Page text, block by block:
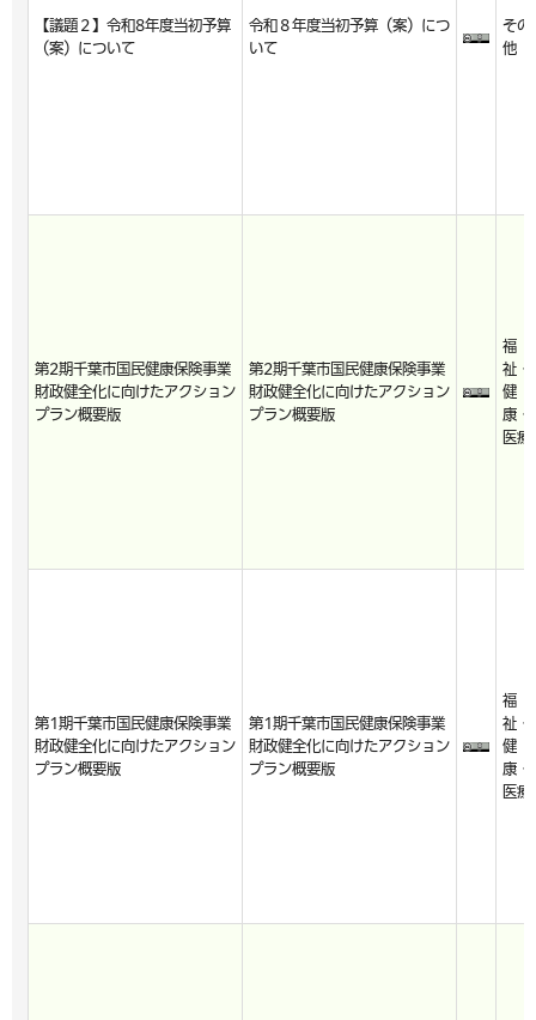
【議題２】令和8年度当初予算
（案）について
令和８年度当初予算（案）につ
いて
その
他
第2期千葉市国民健康保険事業
財政健全化に向けたアクション
プラン概要版
第2期千葉市国民健康保険事業
財政健全化に向けたアクション
プラン概要版
福
祉・
健
康・
医療
第1期千葉市国民健康保険事業
財政健全化に向けたアクション
プラン概要版
第1期千葉市国民健康保険事業
財政健全化に向けたアクション
プラン概要版
福
祉・
健
康・
医療